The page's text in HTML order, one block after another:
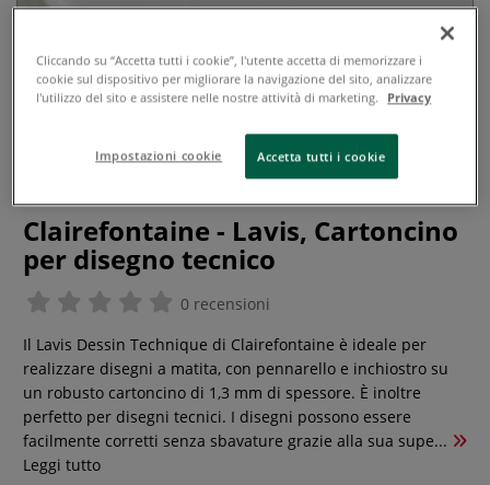
Clairefontaine - Lavis, Cartoncino
per disegno tecnico
0 recensioni
Il Lavis Dessin Technique di Clairefontaine è ideale per
realizzare disegni a matita, con pennarello e inchiostro su
un robusto cartoncino di 1,3 mm di spessore. È inoltre
perfetto per disegni tecnici. I disegni possono essere
facilmente corretti senza sbavature grazie alla sua supe...
Leggi tutto
Cliccando su “Accetta tutti i cookie”, l'utente accetta di memorizzare i
cookie sul dispositivo per migliorare la navigazione del sito, analizzare
l'utilizzo del sito e assistere nelle nostre attività di marketing.
Privacy
Impostazioni cookie Accetta tutti i cookie